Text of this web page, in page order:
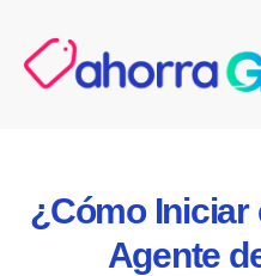
¿Cómo Iniciar
Agente